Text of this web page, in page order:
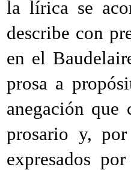
la lírica se
describe con
en el
prosa a
anegación
prosario y,
expresados